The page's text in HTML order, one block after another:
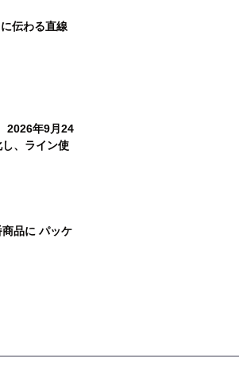
伝わる直線
2026年9月24
、ライン使
品に パッケ